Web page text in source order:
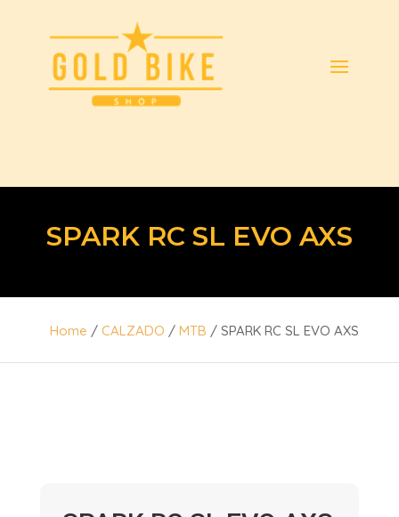
SPARK RC SL EVO AXS
Home /CALZADO /MTB / SPARK RC SL EVO AXS